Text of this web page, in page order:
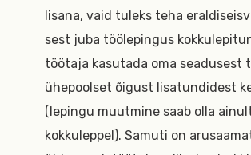
lisana, vaid tuleks teha
sest juba töölepingus
töötaja kasutada oma seadusest
ühepoolset õigust lisatundidest
(lepingu muutmine saab olla
kokkuleppel). Samuti on